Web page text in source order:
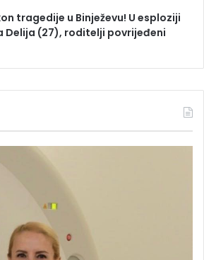
tragedije u Binježevu! U esploziji
Delija (27), roditelji povrijeđeni